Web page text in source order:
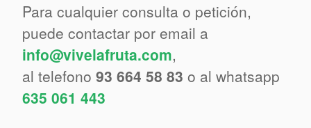
Para cualquier consulta o petición,
puede contactar por email a
info@vivelafruta.com,
al telefono 93 664 58 83 o al whatsapp
635 061 443